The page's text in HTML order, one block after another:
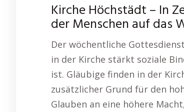
Kirche Höchstädt – In
der Menschen auf das
Der wöchentliche
in der Kirche stärkt soziale
ist. Gläubige finden in der
zusätzlicher Grund für den
Glauben an eine höhere